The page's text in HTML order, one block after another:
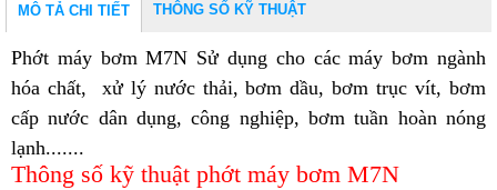
MÔ TẢ CHI TIẾT THÔNG SỐ KỸ THUẬT
Phớt máy bơm M7N Sử dụng cho các máy bơm ngành
hóa chất, xử lý nước thải, bơm dầu, bơm trục vít, bơm
cấp nước dân dụng, công nghiệp, bơm tuần hoàn nóng
lạnh.......
Thông số kỹ thuật phớt máy bơm M7N